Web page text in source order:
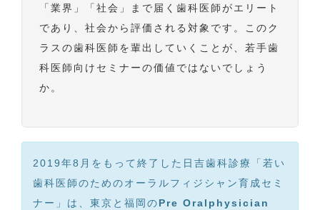
「業界」「社会」まで届く歯科医師がエリート
であり、社会から評価される対象です。このク
ラスの歯科医師を輩出していくことが、若手歯
科医師向けセミナーの価値ではないでしょう
か。
2019年8月をもって終了した日吉歯科診療「若い
歯科医師のためのオーラルフィジシャン育成セミ
ナー」は、東京と福岡のPre Oralphysician